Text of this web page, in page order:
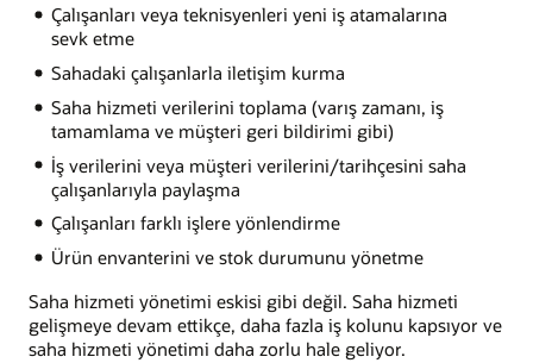
Çalışanları veya teknisyenleri yeni iş atamalarına
sevk etme
Sahadaki çalışanlarla iletişim kurma
Saha hizmeti verilerini toplama (varış zamanı, iş
tamamlama ve müşteri geri bildirimi gibi)
İş verilerini veya müşteri verilerini/tarihçesini saha
çalışanlarıyla paylaşma
Çalışanları farklı işlere yönlendirme
Ürün envanterini ve stok durumunu yönetme
Saha hizmeti yönetimi eskisi gibi değil. Saha hizmeti
gelişmeye devam ettikçe, daha fazla iş kolunu kapsıyor ve
saha hizmeti yönetimi daha zorlu hale geliyor.